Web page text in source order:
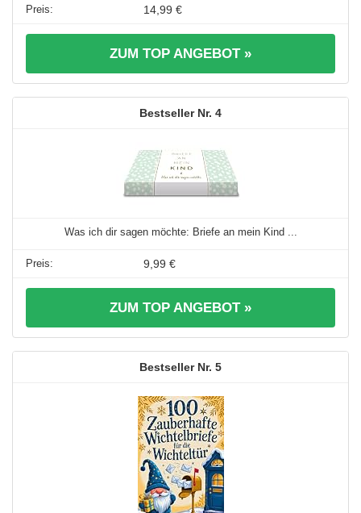
14,99 €
ZUM TOP ANGEBOT »
4
Was ich dir sagen möchte: Briefe an mein Kind ...
9,99 €
ZUM TOP ANGEBOT »
5